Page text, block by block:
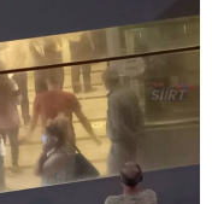
Facebook